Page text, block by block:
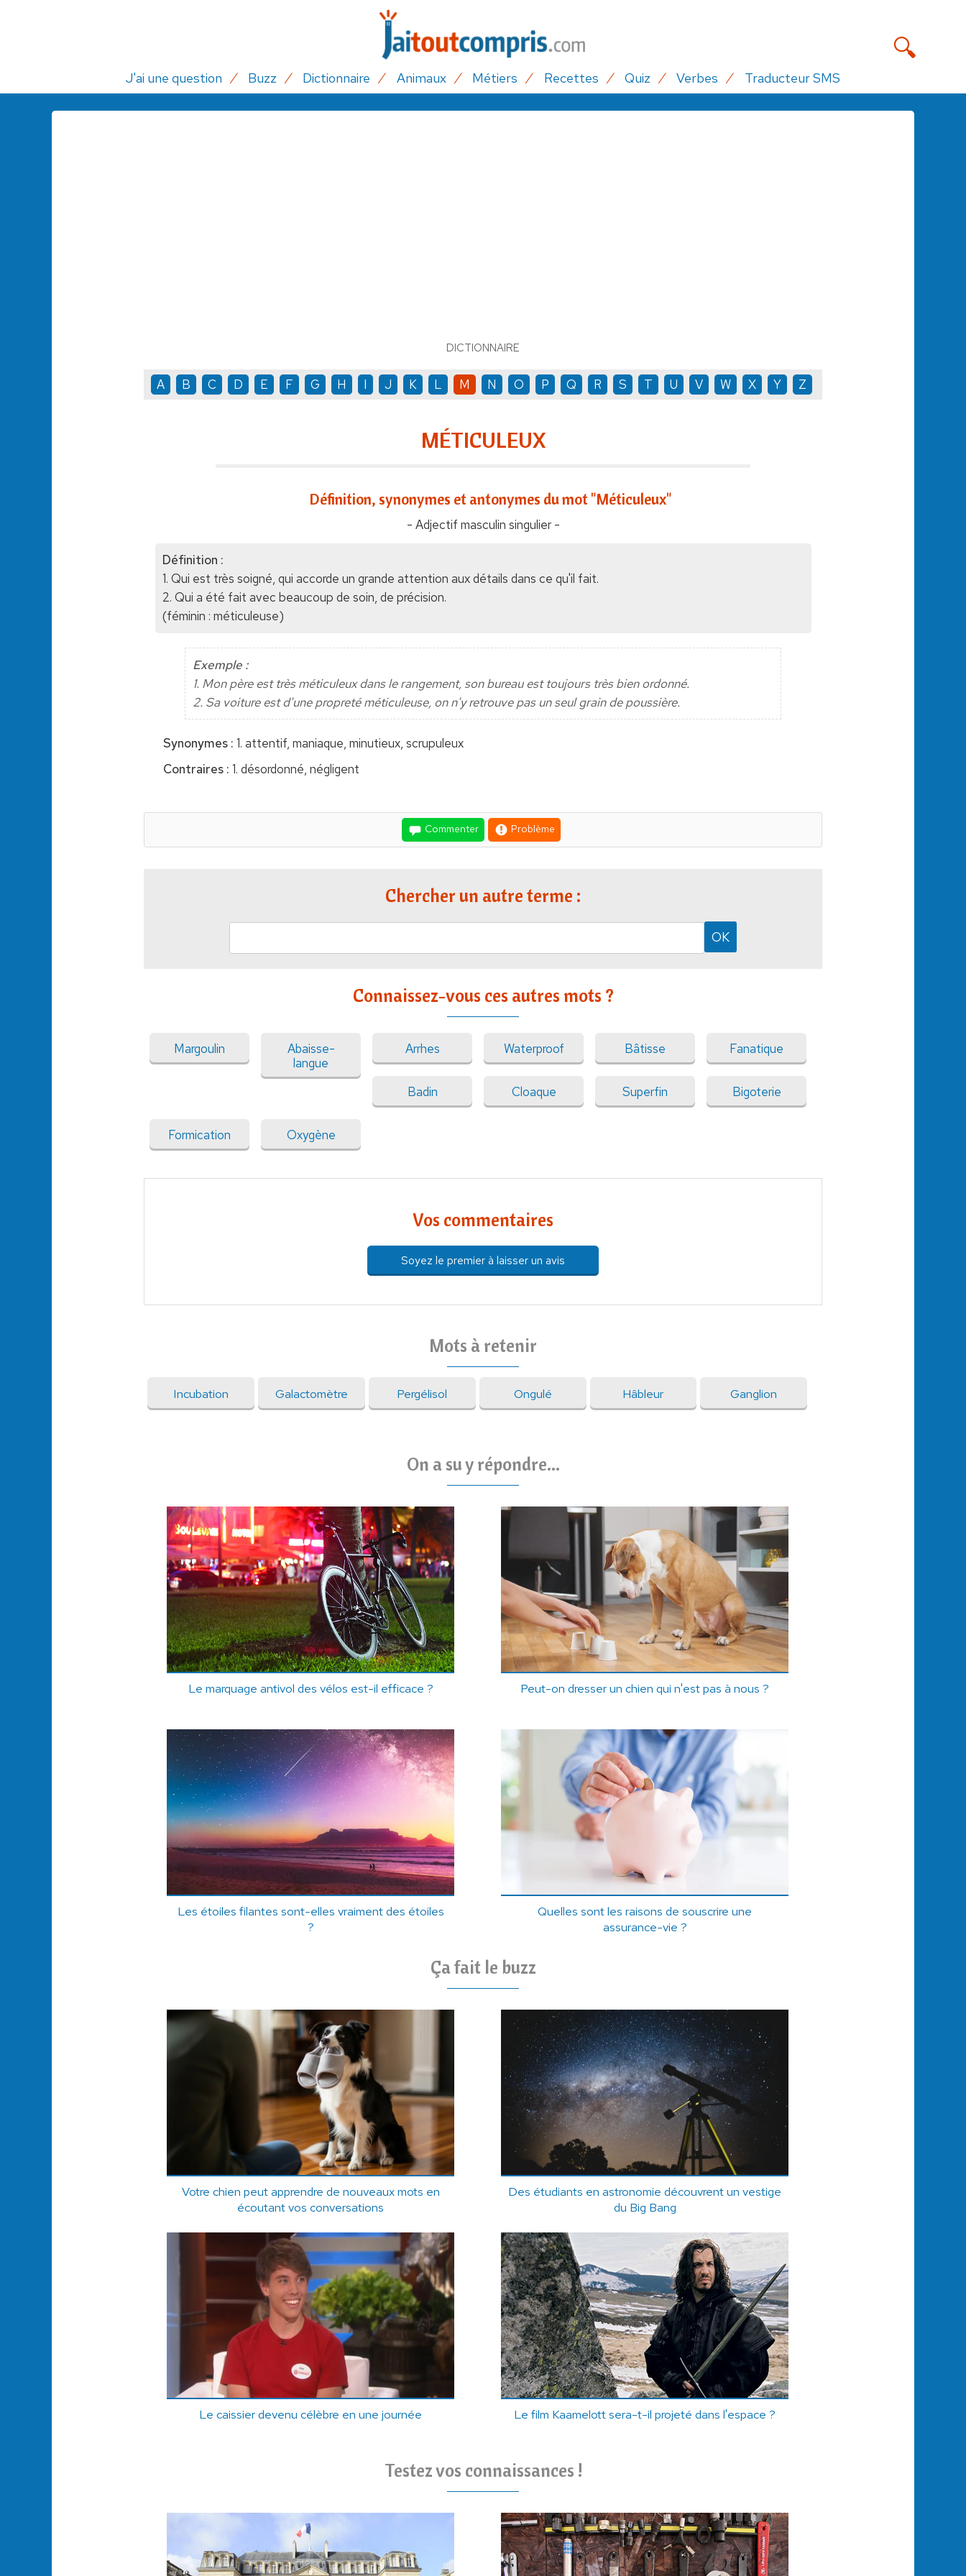
J'ai une question Buzz Dictionnaire Animaux Métiers Recettes Quiz Verbes Traducteur SMS
DICTIONNAIRE
A B C D E F G H I J K L M N O P Q R S T U V W X Y Z
MÉTICULEUX
Définition, synonymes et antonymes du mot "Méticuleux"
- Adjectif masculin singulier -
Définition :
1. Qui est très soigné, qui accorde un grande attention aux détails dans ce qu'il fait.
2. Qui a été fait avec beaucoup de soin, de précision.
(féminin : méticuleuse)
Exemple :
1. Mon père est très méticuleux dans le rangement, son bureau est toujours très bien ordonné.
2. Sa voiture est d'une propreté méticuleuse, on n'y retrouve pas un seul grain de poussière.
Synonymes : 1. attentif, maniaque, minutieux, scrupuleux
Contraires : 1. désordonné, négligent
Commenter Problème
Chercher un autre terme :
Connaissez-vous ces autres mots ?
Margoulin
Abaisse-
langue
Arrhes Waterproof Bâtisse Fanatique
Badin Cloaque Superfin Bigoterie
Formication Oxygène
Vos commentaires
Soyez le premier à laisser un avis
Mots à retenir
Incubation Galactomètre Pergélisol Ongulé Hâbleur Ganglion
On a su y répondre...
Le marquage antivol des vélos est-il efficace ? Peut-on dresser un chien qui n'est pas à nous ?
Les étoiles filantes sont-elles vraiment des étoiles
?
Quelles sont les raisons de souscrire une
assurance-vie ?
Ça fait le buzz
Votre chien peut apprendre de nouveaux mots en
écoutant vos conversations
Des étudiants en astronomie découvrent un vestige
du Big Bang
Le caissier devenu célèbre en une journée Le film Kaamelott sera-t-il projeté dans l'espace ?
Testez vos connaissances !